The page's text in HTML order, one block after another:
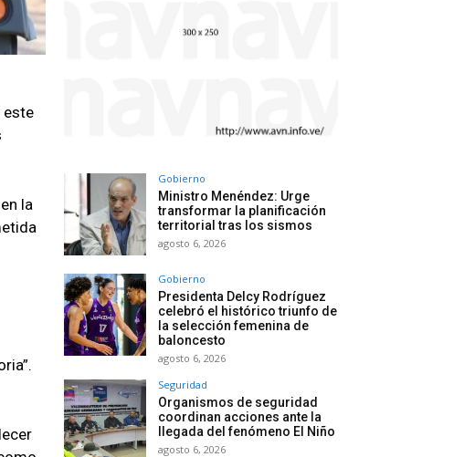
este
la
Gobierno
Ministro Menéndez: Urge
transformar la planificación
territorial tras los sismos
agosto 6, 2026
Gobierno
Presidenta Delcy Rodríguez
celebró el histórico triunfo de
la selección femenina de
baloncesto
agosto 6, 2026
Seguridad
Organismos de seguridad
coordinan acciones ante la
llegada del fenómeno El Niño
agosto 6, 2026